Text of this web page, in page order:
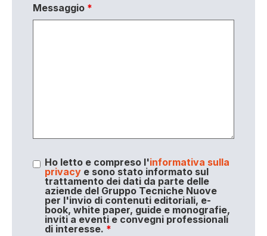
Messaggio *
Ho letto e compreso l'informativa sulla
privacye sono stato informato sul
trattamento dei dati da parte delle
aziende del Gruppo Tecniche Nuove
per l'invio di contenuti editoriali, e-
book, white paper, guide e monografie,
inviti a eventi e convegni professionali
di interesse. *